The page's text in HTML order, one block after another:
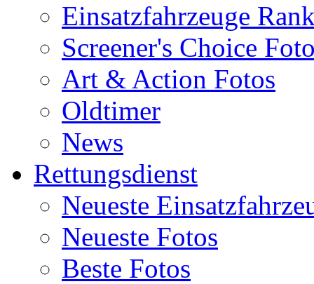
Einsatzfahrzeuge
Screener's Choice
Art & Action Fotos
Oldtimer
News
Rettungsdienst
Neueste
Neueste Fotos
Beste Fotos